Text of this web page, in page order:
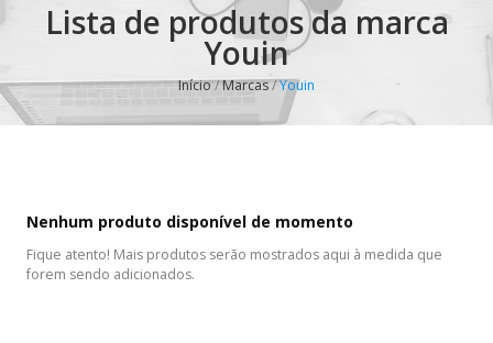
Lista de produtos da marca
Youin
Início Marcas Youin
Nenhum produto disponível de momento
Fique atento! Mais produtos serão mostrados aqui à medida que
forem sendo adicionados.